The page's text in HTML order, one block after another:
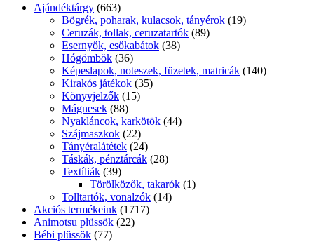
Ajándéktárgy (663)
Bögrék, poharak, kulacsok, tányérok (19)
Ceruzák, tollak, ceruzatartók (89)
Esernyők, esőkabátok (38)
Hógömbök (36)
Képeslapok, noteszek, füzetek, matricák (140)
Kirakós játékok (35)
Könyvjelzők (15)
Mágnesek (88)
Nyakláncok, karkötök (44)
Szájmaszkok (22)
Tányéralátétek (24)
Táskák, pénztárcák (28)
Textíliák (39)
Törölközők, takarók (1)
Tolltartók, vonalzók (14)
Akciós termékeink (1717)
Animotsu plüssök (22)
Bébi plüssök (77)